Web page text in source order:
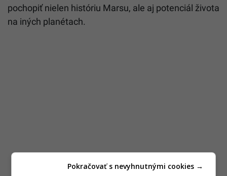
pochopiť nielen históriu Marsu, ale aj potenciál života
na iných planétach.
Pokračovať s nevyhnutnými cookies →